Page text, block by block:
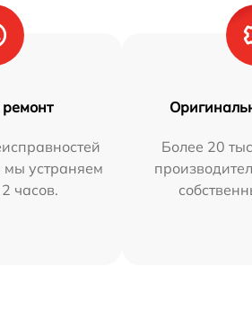
мы устраняем
часов.
Более 20